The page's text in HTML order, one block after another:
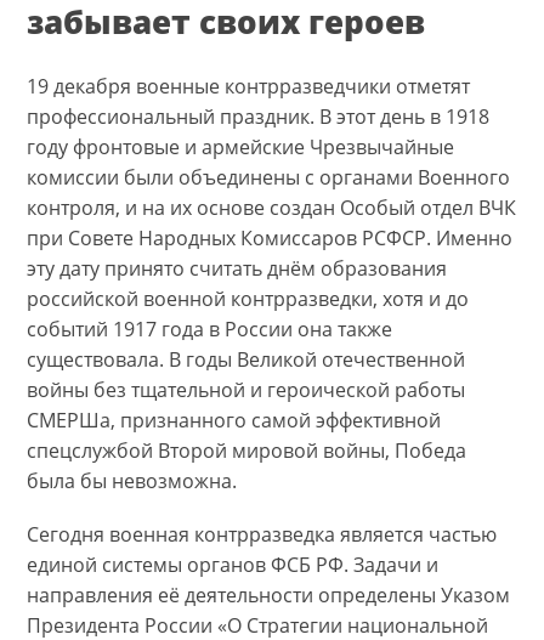
забывает своих героев
19 декабря военные контрразведчики отметят
профессиональный праздник. В этот день в 1918
году фронтовые и армейские Чрезвычайные
комиссии были объединены с органами Военного
контроля, и на их основе создан Особый отдел ВЧК
при Совете Народных Комиссаров РСФСР. Именно
эту дату принято считать днём образования
российской военной контрразведки, хотя и до
событий 1917 года в России она также
существовала. В годы Великой отечественной
войны без тщательной и героической работы
СМЕРШа, признанного самой эффективной
спецслужбой Второй мировой войны, Победа
была бы невозможна.
Сегодня военная контрразведка является частью
единой системы органов ФСБ РФ. Задачи и
направления её деятельности определены Указом
Президента России «О Стратегии национальной